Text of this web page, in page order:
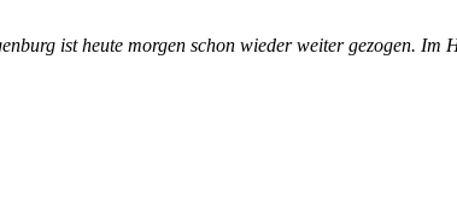
ist heute morgen schon wieder weiter gezogen. Im